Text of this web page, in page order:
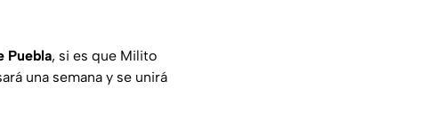
Puebla, si es que Milito
una semana y se unirá